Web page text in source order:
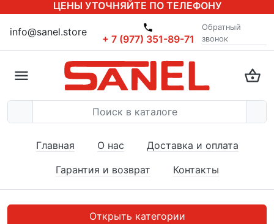
ЦЕНЫ УТОЧНЯЙТЕ ПО ТЕЛЕФОНУ
info@sanel.store
+ 7 (977) 351-89-71
Обратный
звонок
Главная О нас
Доставка и оплата
Гарантия и возврат
Контакты
Открыть категории